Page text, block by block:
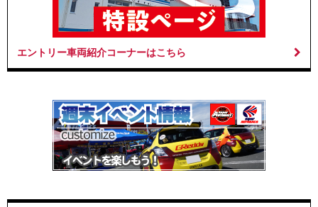
エントリー車両紹介コーナーはこちら